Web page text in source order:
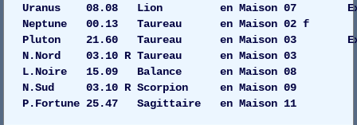
Uranus 08.08 Lion en Maison 07
Neptune 00.13 Taureau en Maison
Pluton 21.60 Taureau en Maison 03
N.Nord 03.10 R Taureau en Maison 03
L.Noire 15.09 Balance en Maison 08
N.Sud 03.10 R Scorpion en Maison 09
P.Fortune 25.47 Sagittaire en Maison 11